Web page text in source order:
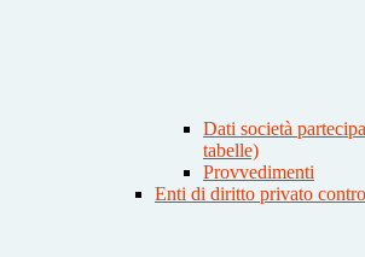
Dati società
tabelle)
Provvedimenti
Enti di diritto privato